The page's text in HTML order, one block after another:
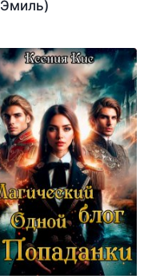
Эмиль)